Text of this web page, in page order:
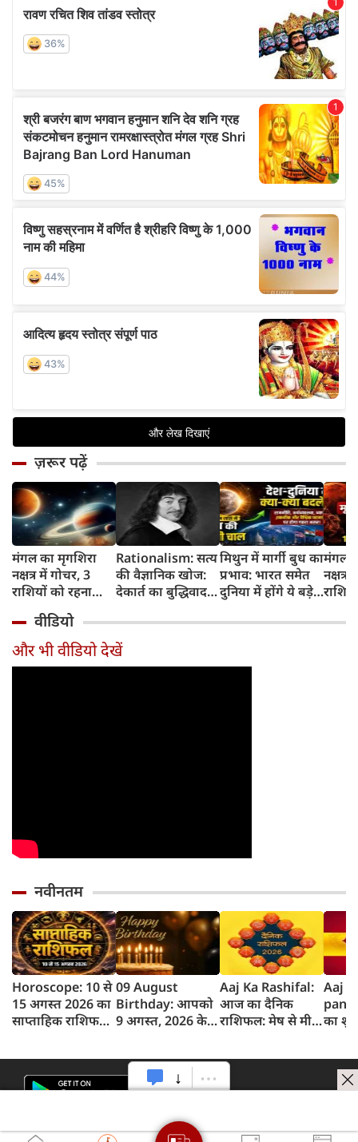
ज़रूर पढ़ें
मंगल का मृगशिरा
नक्षत्र में गोचर, 3
राशियों को रहना
सावधान
Rationalism: सत्य
की वैज्ञानिक खोज:
देकार्त का बुद्धिवाद
का जन्म
मिथुन में मार्गी बुध का
प्रभाव: भारत समेत
दुनिया में होंगे ये बड़े
मंगल
नक्षत्र
किसे
वीडियो
और भी वीडियो देखें
नवीनतम
Horoscope: 10 से
15 अगस्त 2026 का
साप्ताहिक राशिफल,
नुकसान
09 August
Birthday: आपको
9 अगस्त, 2026 के
Aaj Ka Rashifal:
आज का दैनिक
राशिफल: मेष से मीन
2026)
Aaj
का
समय